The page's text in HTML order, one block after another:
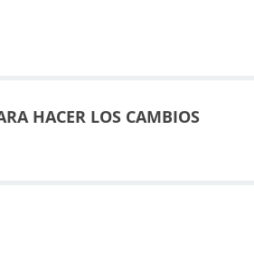
HACER LOS CAMBIOS